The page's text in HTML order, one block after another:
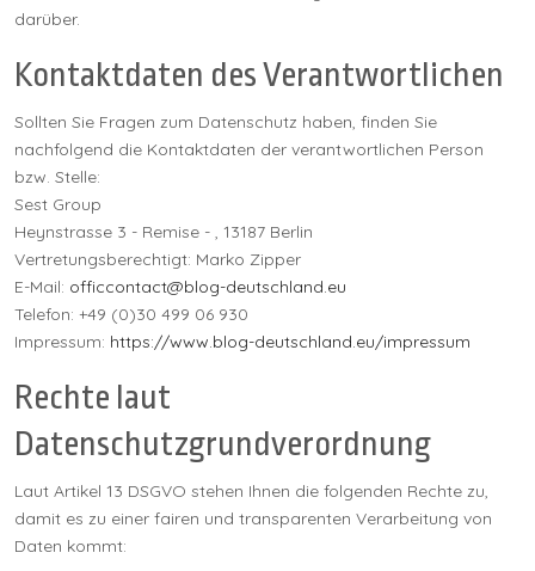
darüber.
Kontaktdaten des Verantwortlichen
Sollten Sie Fragen zum Datenschutz haben, finden Sie
nachfolgend die Kontaktdaten der verantwortlichen Person
bzw. Stelle:
Sest Group
Heynstrasse 3 - Remise - , 13187 Berlin
Vertretungsberechtigt: Marko Zipper
E-Mail: officcontact@blog-deutschland.eu
Telefon: +49 (0)30 499 06 930
Impressum: https://www.blog-deutschland.eu/impressum
Rechte laut
Datenschutzgrundverordnung
Laut Artikel 13 DSGVO stehen Ihnen die folgenden Rechte zu,
damit es zu einer fairen und transparenten Verarbeitung von
Daten kommt: